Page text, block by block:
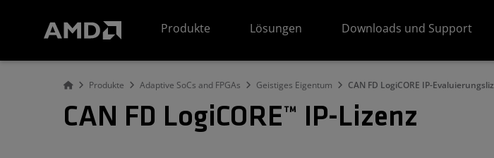
Produkte
Lösungen Downloads und Support
Produkte Adaptive SoCs and FPGAs Geistiges Eigentum CAN FD LogiCORE IP-
CAN FD LogiCORE™ IP-Lizenz